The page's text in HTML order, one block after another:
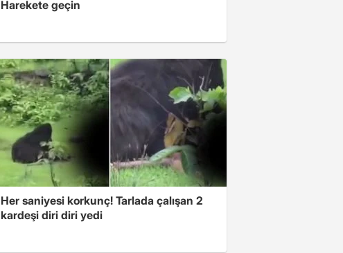
Harekete geçin
Her saniyesi korkunç! Tarlada çalışan 2
kardeşi diri diri yedi